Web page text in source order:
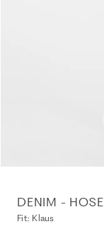
DENIM - HOSE
Fit: Klaus